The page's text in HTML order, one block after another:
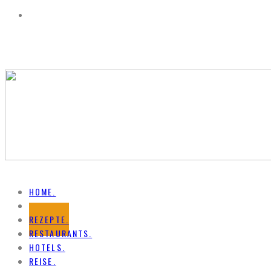
HOME.
NEWS.
REZEPTE.
RESTAURANTS.
HOTELS.
REISE.